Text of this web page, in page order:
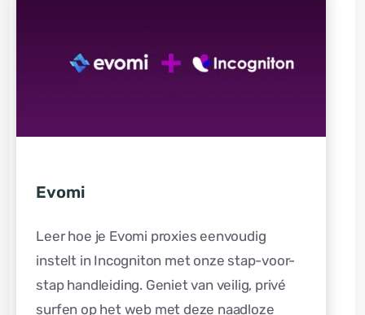
Evomi
Leer hoe je Evomi proxies eenvoudig
instelt in Incogniton met onze stap-voor-
stap handleiding. Geniet van veilig, privé
surfen op het web met deze naadloze